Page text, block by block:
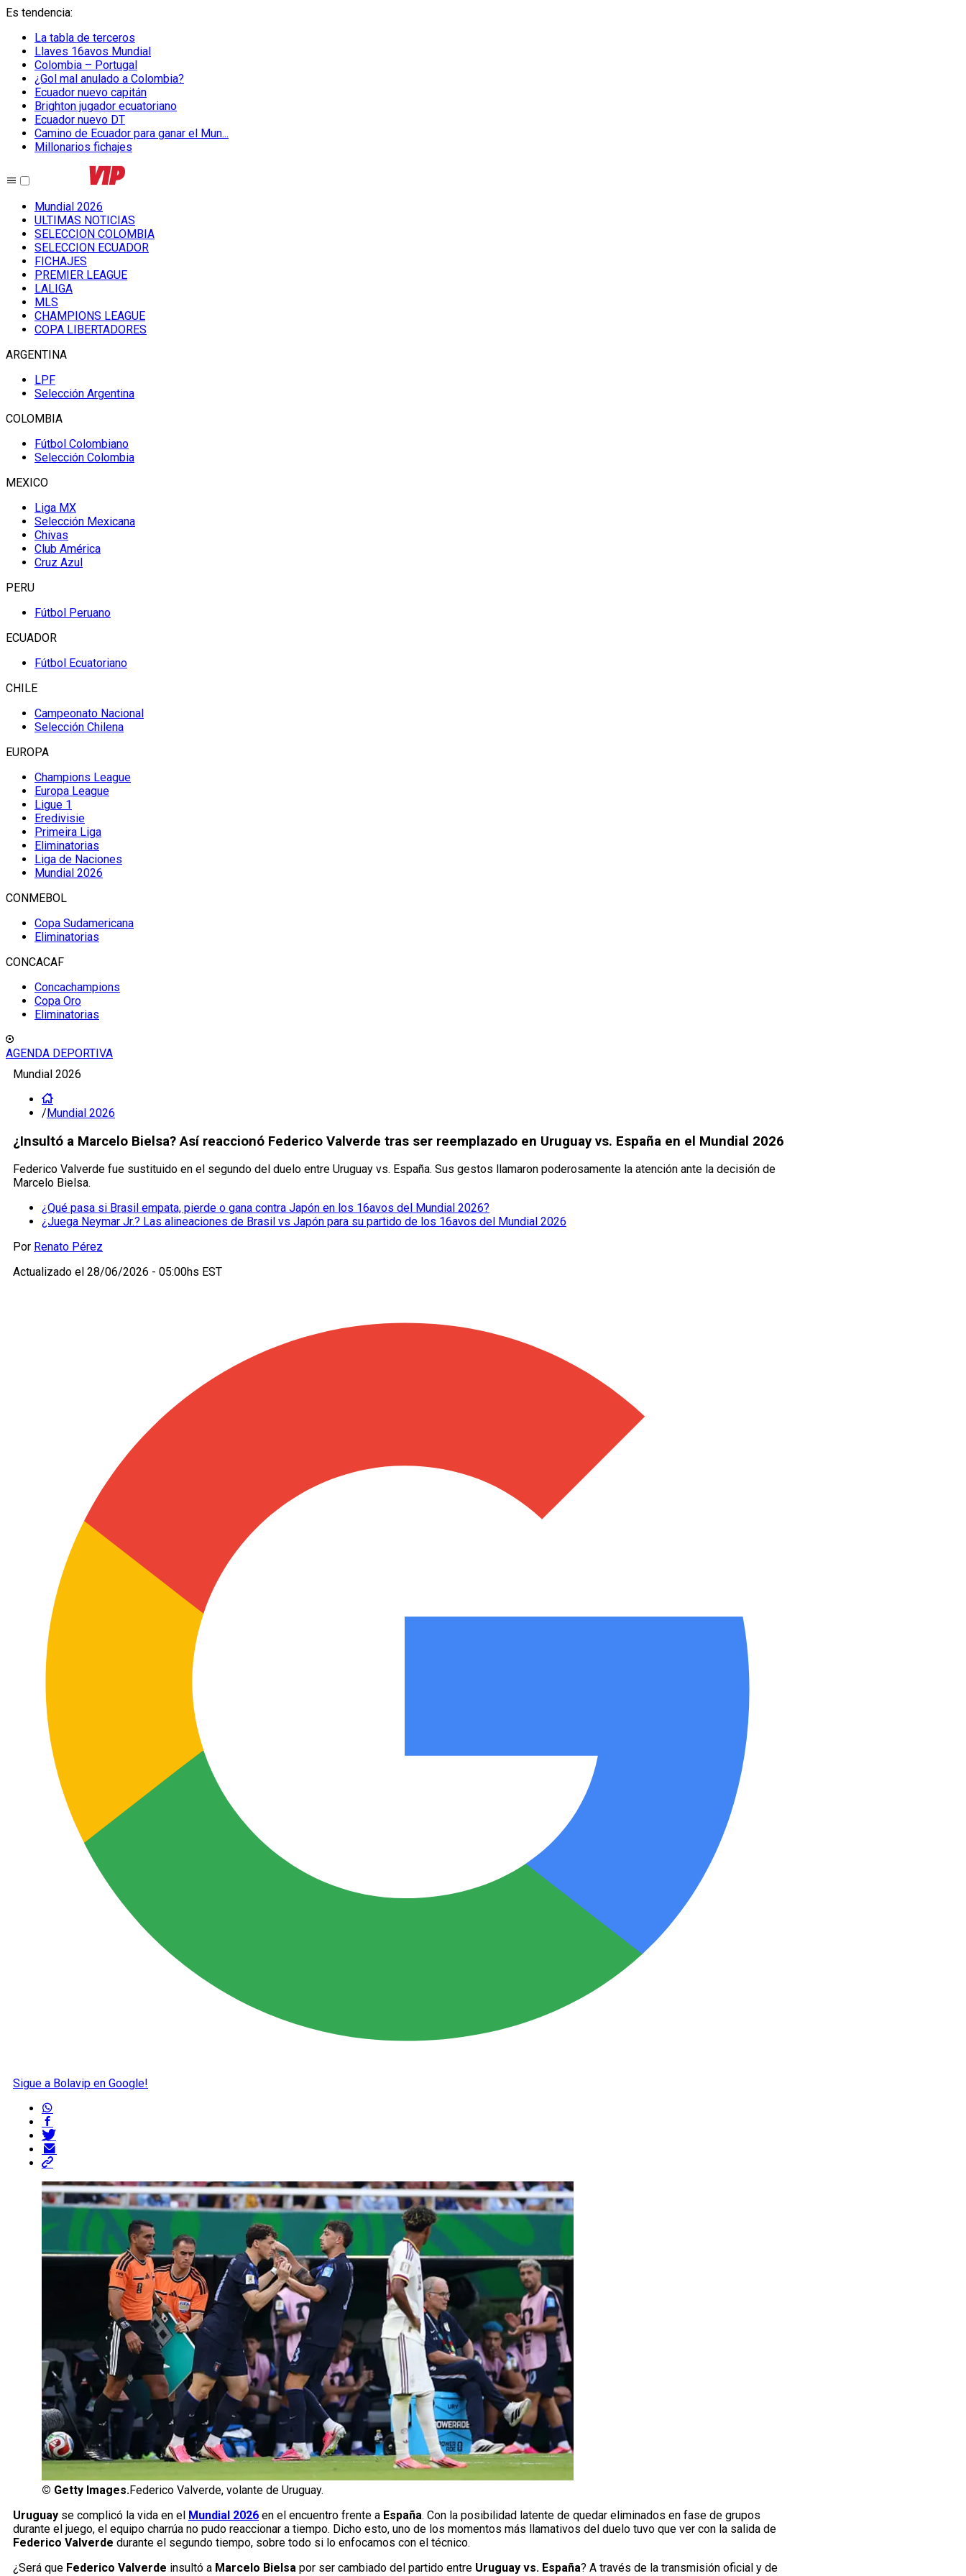
Es tendencia:
La tabla de terceros
Llaves 16avos Mundial
Colombia – Portugal
¿Gol mal anulado a Colombia?
Ecuador nuevo capitán
Brighton jugador ecuatoriano
Ecuador nuevo DT
Camino de Ecuador para ganar el Mun...
Millonarios fichajes
Mundial 2026
ULTIMAS NOTICIAS
SELECCION COLOMBIA
SELECCION ECUADOR
FICHAJES
PREMIER LEAGUE
LALIGA
MLS
CHAMPIONS LEAGUE
COPA LIBERTADORES
ARGENTINA
LPF
Selección Argentina
COLOMBIA
Fútbol Colombiano
Selección Colombia
MEXICO
Liga MX
Selección Mexicana
Chivas
Club América
Cruz Azul
PERU
Fútbol Peruano
ECUADOR
Fútbol Ecuatoriano
CHILE
Campeonato Nacional
Selección Chilena
EUROPA
Champions League
Europa League
Ligue 1
Eredivisie
Primeira Liga
Eliminatorias
Liga de Naciones
Mundial 2026
CONMEBOL
Copa Sudamericana
Eliminatorias
CONCACAF
Concachampions
Copa Oro
Eliminatorias
AGENDA DEPORTIVA
Mundial 2026
/Mundial 2026
¿Insultó a Marcelo Bielsa? Así reaccionó Federico Valverde tras ser reemplazado en Uruguay vs. España en el Mundial 2026
Federico Valverde fue sustituido en el segundo del duelo entre Uruguay vs. España. Sus gestos llamaron poderosamente la atención ante la decisión de
Marcelo Bielsa.
¿Qué pasa si Brasil empata, pierde o gana contra Japón en los 16avos del Mundial 2026?
¿Juega Neymar Jr.? Las alineaciones de Brasil vs Japón para su partido de los 16avos del Mundial 2026
Por Renato Pérez
Actualizado el 28/06/2026 - 05:00hs EST
Sigue a Bolavip en Google!
© Getty Images.Federico Valverde, volante de Uruguay.
Uruguay se complicó la vida en el Mundial 2026 en el encuentro frente a España. Con la posibilidad latente de quedar eliminados en fase de grupos
durante el juego, el equipo charrúa no pudo reaccionar a tiempo. Dicho esto, uno de los momentos más llamativos del duelo tuvo que ver con la salida de
Federico Valverde durante el segundo tiempo, sobre todo si lo enfocamos con el técnico.
¿Será que Federico Valverde insultó a Marcelo Bielsa por ser cambiado del partido entre Uruguay vs. España? A través de la transmisión oficial y de